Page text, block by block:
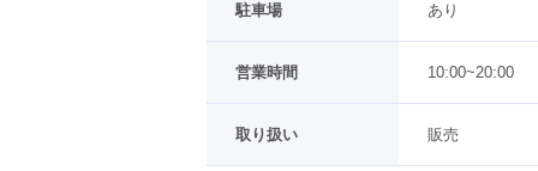
駐車場 あり
営業時間 10:00~20:00
取り扱い 販売